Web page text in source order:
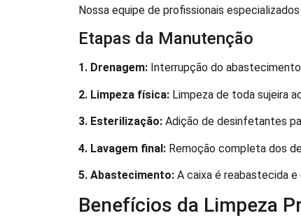
Nossa equipe de profissionais
Etapas da Manutenção
1. Drenagem: Interrupção do
2. Limpeza física: Limpeza de toda sujeira
3. Esterilização: Adição de desinfetantes
4. Lavagem final: Remoção completa dos
5. Abastecimento: A caixa é reabastecida
Benefícios da Limpeza